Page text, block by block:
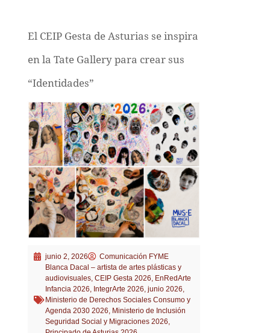
El CEIP Gesta de Asturias se inspira
en la Tate Gallery para crear sus
“Identidades”
junio 2, 2026
Comunicación FYME
Blanca Dacal – artista de artes plásticas y
audiovisuales, CEIP Gesta 2026 EnRedArte
Infancia 2026 IntegrArte 2026 junio 2026
Ministerio de Derechos Sociales Consumo y
Agenda 2030 2026 Ministerio de Inclusión
Seguridad Social y Migraciones 2026